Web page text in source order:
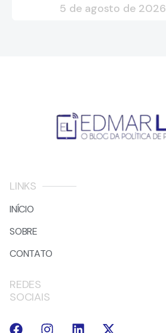
5 de agosto de 2026
LINKS
INÍCIO
SOBRE
CONTATO
REDES
SOCIAIS